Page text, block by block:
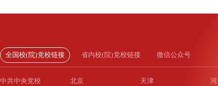
全国校(院)党校链接 省内校(院)党校链接 微信公众号
中共中央党校
北京 天津